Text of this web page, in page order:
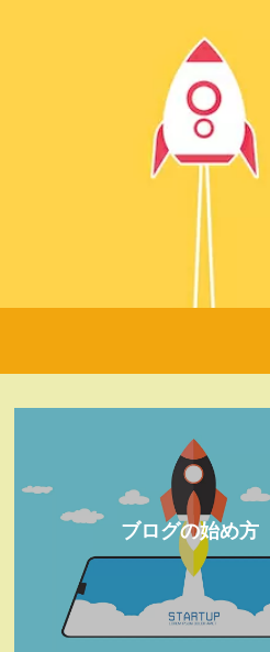
ブログの始め方